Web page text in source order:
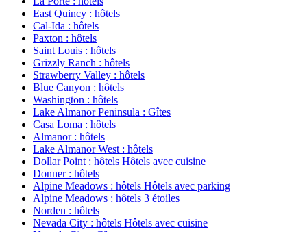
East Quincy : hôtels
Cal-Ida : hôtels
Paxton : hôtels
Saint Louis : hôtels
Grizzly Ranch : hôtels
Strawberry Valley : hôtels
Blue Canyon : hôtels
Washington : hôtels
Lake Almanor Peninsula : Gîtes
Casa Loma : hôtels
Almanor : hôtels
Lake Almanor West : hôtels
Dollar Point : hôtels Hôtels avec cuisine
Donner : hôtels
Alpine Meadows : hôtels Hôtels avec parking
Alpine Meadows : hôtels 3 étoiles
Norden : hôtels
Nevada City : hôtels Hôtels avec cuisine